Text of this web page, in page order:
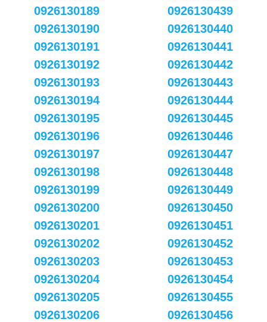
0926130189
0926130190
0926130191
0926130192
0926130193
0926130194
0926130195
0926130196
0926130197
0926130198
0926130199
0926130200
0926130201
0926130202
0926130203
0926130204
0926130205
0926130206
0926130439
0926130440
0926130441
0926130442
0926130443
0926130444
0926130445
0926130446
0926130447
0926130448
0926130449
0926130450
0926130451
0926130452
0926130453
0926130454
0926130455
0926130456